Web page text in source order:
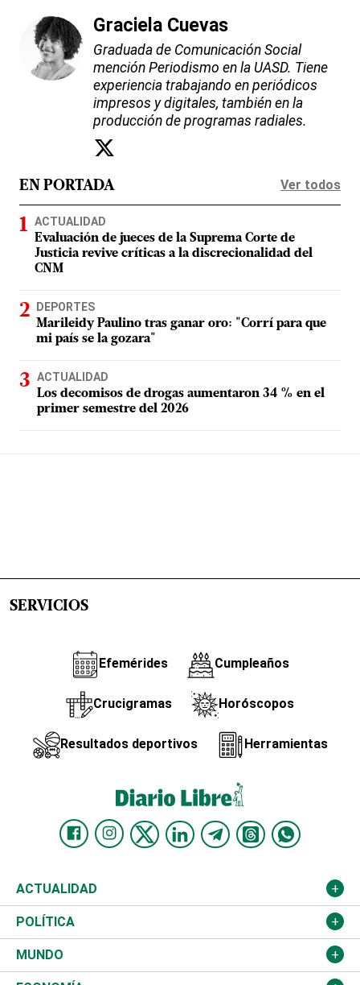
Graciela Cuevas
Graduada de Comunicación Social
mención Periodismo en la UASD. Tiene
experiencia trabajando en periódicos
impresos y digitales, también en la
producción de programas radiales.
EN PORTADA Ver todos
ACTUALIDAD
Evaluación de jueces de la Suprema Corte de
Justicia revive críticas a la discrecionalidad del
CNM
DEPORTES
Marileidy Paulino tras ganar oro: "Corrí para que
mi país se la gozara"
ACTUALIDAD
Los decomisos de drogas aumentaron 34 % en el
primer semestre del 2026
SERVICIOS
Efemérides Cumpleaños
Crucigramas Horóscopos
Resultados deportivos Herramientas
ACTUALIDAD
Nacional
Ciudad
POLÍTICA
Partidos
MUNDO